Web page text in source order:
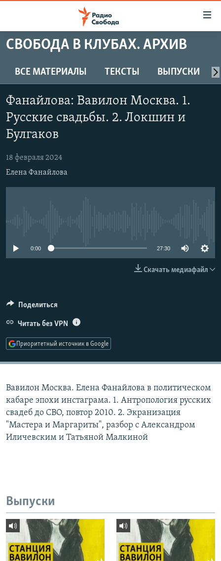
упрощенного
Вернуться
к
основному
содержанию
Вернутся
навигации
Вернутся
ПРОГРАММЫ
ПОДКАСТЫ
ЦИТАТЫ СВОБОДЫ
МНЕНИЯ
КУЛЬТУРА
IDEL.РЕАЛИИ
КАВКАЗ.РЕАЛИИ
ПОДПИШИТЕСЬ НА РАССЫЛКУ
Все сайты РСЕ/РС
СВОБОДА В КЛУБАХ. АРХИВ
ВСЕ МАТЕРИАЛЫ ТЕКСТЫ ВЫПУСКИ
Фанайлова: Вавилон Москва. 1.
Русские свадьбы. 2. Локшин и
Булгаков
18 февраля 2024
Елена Фанайлова
0:00 27:30
Скачать медиафайл
Поделиться
Читать без VPN
Приоритетный источник в Google
Вавилон Москва. Елена Фанайлова в политическом
кабаре эпохи инстаграма. 1. Антропология русских
свадеб до СВО, повтор 2010. 2. Экранизация
"Мастера и Маргариты", разбор с Александром
Иличевским и Татьяной Малкиной
Выпуски